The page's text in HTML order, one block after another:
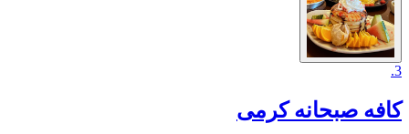
3
.
کافه صبحانه کرمی